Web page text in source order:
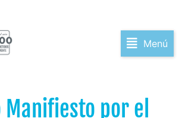
Menú
Manifiesto por el